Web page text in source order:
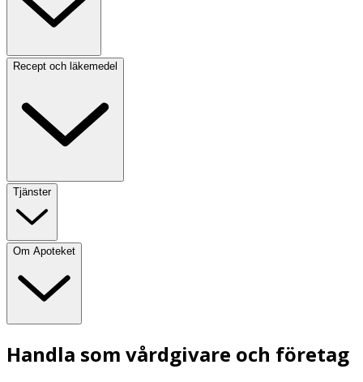
Recept och läkemedel
Tjänster
Om Apoteket
Handla som vårdgivare och företag